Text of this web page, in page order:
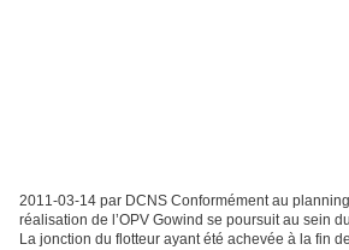
2011-03-14 par DCNS Conformément au
réalisation de l’OPV Gowind se poursuit au sein
La jonction du flotteur ayant été achevée à la fin